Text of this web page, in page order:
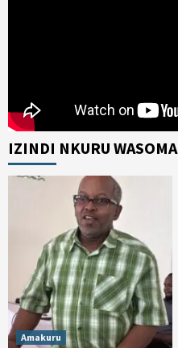
IZINDI NKURU WASOMA
Amakuru